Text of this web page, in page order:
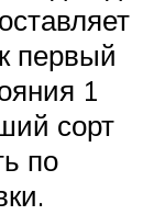
первый
1
сорт
по